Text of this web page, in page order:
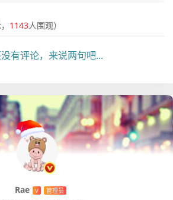
1143人围观）
有评论，来说两句吧...
Rae V 管理员